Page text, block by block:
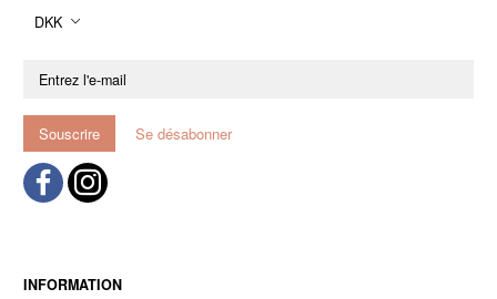
DKK
Souscrire Se désabonner
INFORMATION